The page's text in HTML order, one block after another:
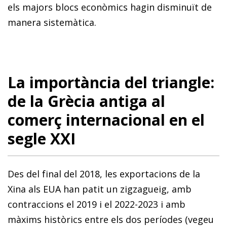
els majors blocs econòmics hagin disminuït de
manera sistemàtica.
La importància del triangle:
de la Grècia antiga al
comerç internacional en el
segle XXI
Des del final del 2018, les exportacions de la
Xina als EUA han patit un zigzagueig, amb
contraccions el 2019 i el 2022-2023 i amb
màxims històrics entre els dos períodes (vegeu